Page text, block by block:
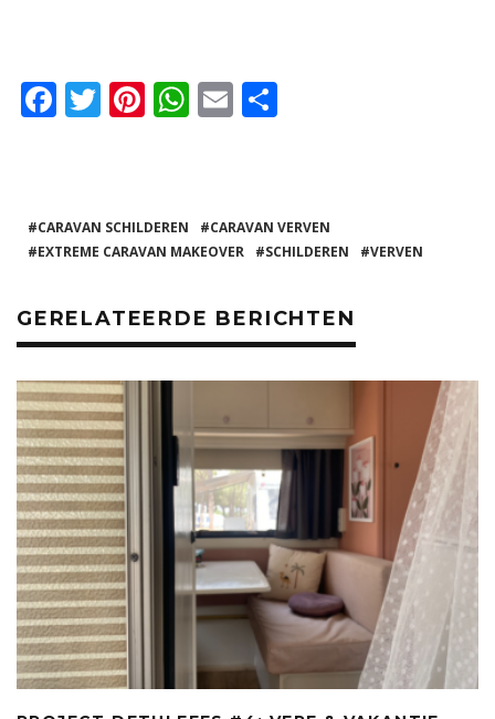
F
b
o
k
T
r
Pi
st
W
A
p
E
CARAVAN SCHILDEREN
CARAVAN VERVEN
EXTREME CARAVAN MAKEOVER
SCHILDEREN VERVEN
GERELATEERDE BERICHTEN